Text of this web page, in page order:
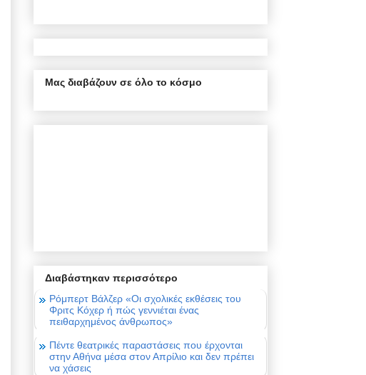
Μας διαβάζουν σε όλο το κόσμο
Διαβάστηκαν περισσότερο
Ρόμπερτ Βάλζερ «Οι σχολικές εκθέσεις του
Φριτς Κόχερ ή πώς γεννιέται ένας
πειθαρχημένος άνθρωπος»
Πέντε θεατρικές παραστάσεις που έρχονται
στην Αθήνα μέσα στον Απρίλιο και δεν πρέπει
να χάσεις